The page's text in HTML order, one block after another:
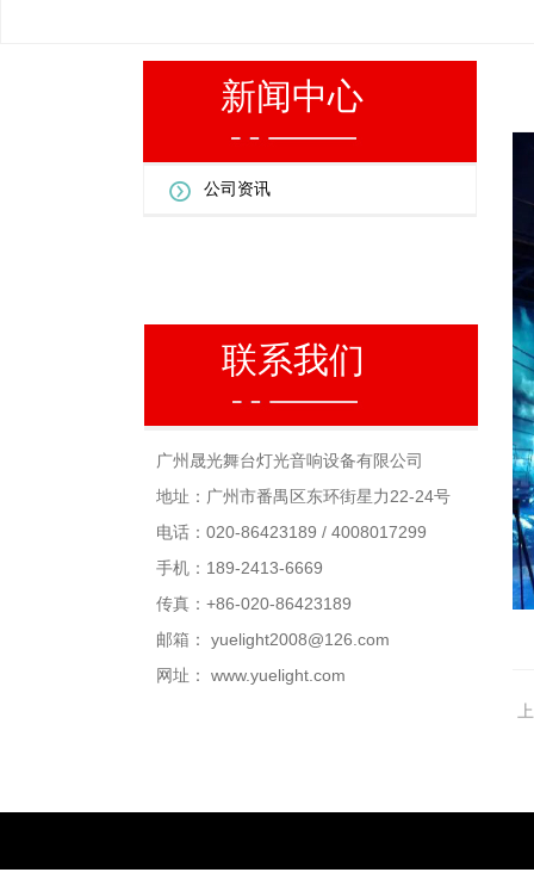
新闻中心
公司资讯
联系我们
广州晟光舞台灯光音响设备有限公司
地址：广州市番禺区东环街星力22-24号
电话：020-86423189 / 4008017299
手机：189-2413-6669
传真：+86-020-86423189
邮箱：
yuelight2008@126.com
网址：
www.yuelight.com